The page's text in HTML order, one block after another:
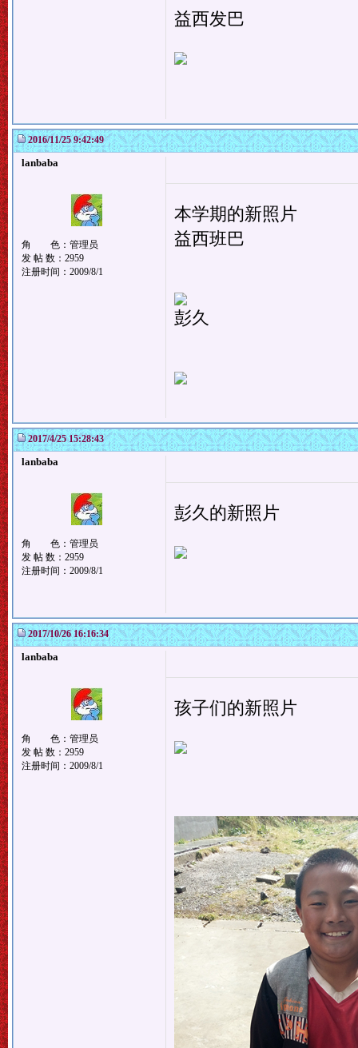
益西发巴
2016/11/25 9:42:49
lanbaba
角 色：管理员
发 帖 数：2959
注册时间：2009/8/1
本学期的新照片
益西班巴
彭久
2017/4/25 15:28:43
lanbaba
角 色：管理员
发 帖 数：2959
注册时间：2009/8/1
彭久的新照片
2017/10/26 16:16:34
lanbaba
角 色：管理员
发 帖 数：2959
注册时间：2009/8/1
孩子们的新照片